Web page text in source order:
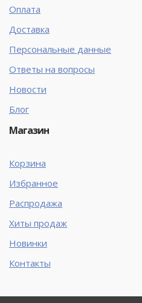
Оплата
Доставка
Персональные данные
Ответы на вопросы
Новости
Блог
Магазин
Корзина
Избранное
Распродажа
Хиты продаж
Новинки
Контакты